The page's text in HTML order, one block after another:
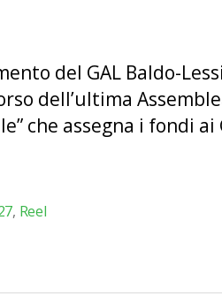
del GAL Baldo-
dell’ultima
che assegna i fondi
, Reel